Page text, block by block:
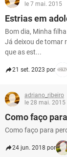
GLOSSÁRIO
le 7 mai. 2015
Estrias em
Bom dia, Minha
Já deixou de tomar
que as est...
21 set. 2023 por
adriano_ribeiro
le 28 mai. 2015
Como faço
Como faço para
24 jun. 2018 por